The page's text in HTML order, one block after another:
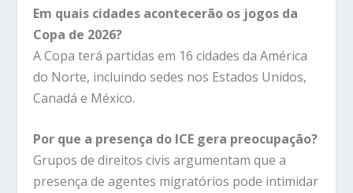
Em quais cidades acontecerão os jogos da
Copa de 2026?
A Copa terá partidas em 16 cidades da América
do Norte, incluindo sedes nos Estados Unidos,
Canadá e México.
Por que a presença do ICE gera preocupação?
Grupos de direitos civis argumentam que a
presença de agentes migratórios pode intimidar